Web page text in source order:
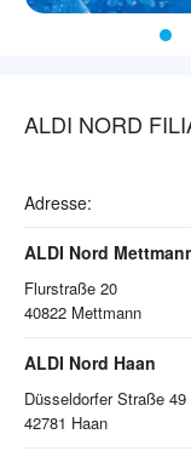
ALDI NORD
Adresse:
ALDI Nord
Flurstraße 20
40822 Mettmann
ALDI Nord Haan
Düsseldorfer Straße 49
42781 Haan